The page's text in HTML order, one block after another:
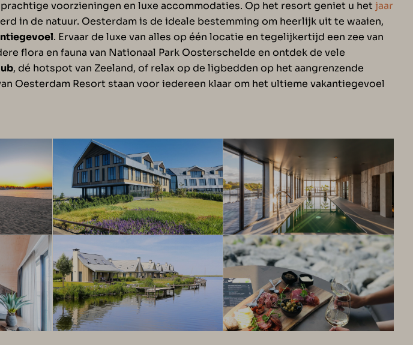
voorzieningen en luxe accommodaties. Op het resort geniet u het jaar
in de natuur. Oesterdam is de ideale bestemming om heerlijk uit te waaien,
. Ervaar de luxe van alles op één locatie en tegelijkertijd een zee van
flora en fauna van Nationaal Park Oosterschelde en ontdek de vele
, dé hotspot van Zeeland, of relax op de ligbedden op het aangrenzende
Oesterdam Resort staan voor iedereen klaar om het ultieme vakantiegevoel